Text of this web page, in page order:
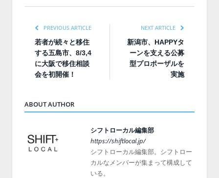
PREVIOUS ARTICLE
若者が続々と移住
する五島市、8/3,4
に大阪で移住相談
会を初開催！
NEXT ARTICLE
新潟市、HAPPYタ
ーンを支える公募
型プロポーザルを
実施
ABOUT AUTHOR
シフトローカル編集部
https://shiftlocal.jp/
シフトローカル編集部。シフトロー
カルなメンバーが集まって構成して
いる。